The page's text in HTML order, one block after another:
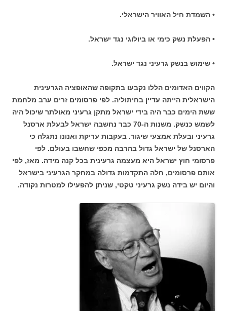
• השמדת חיל האוויר הישראלי.
• הפעלת נשק כימי או ביולוגי נגד ישראל.
• שימוש בנשק גרעיני נגד ישראל.
הקווים האדומים הללו נקבעו בתקופה שהאופציה הגרעינית
הישראלית הייתה עדיין בחיתוליה. לפי פרסומים זרים ערב מלחמת
ששת הימים כבר היה בידי ישראל מתקן גרעיני מאולתר שיכול היה
לשמש כנשק. משנות ה-70 כבר נחשבה ישראל לבעלת ארסנל
גרעיני ובעלת אמצעי שיגור. בעקבות עריקת ואנונו נתגלה כי
הארסנל של ישראל גדול בהרבה מכפי שחשבו בעולם. לפי
פרסומי חוץ ישראל היא מעצמה גרעינית בכל קנה מידה. מאז, לפי
אותם פרסומים, חלה התקדמות גדולה במחקר הגרעיני בישראל
והיום יש בידה נשק גרעיני טקטי, שניתן להפעילו למטרות נקודה.